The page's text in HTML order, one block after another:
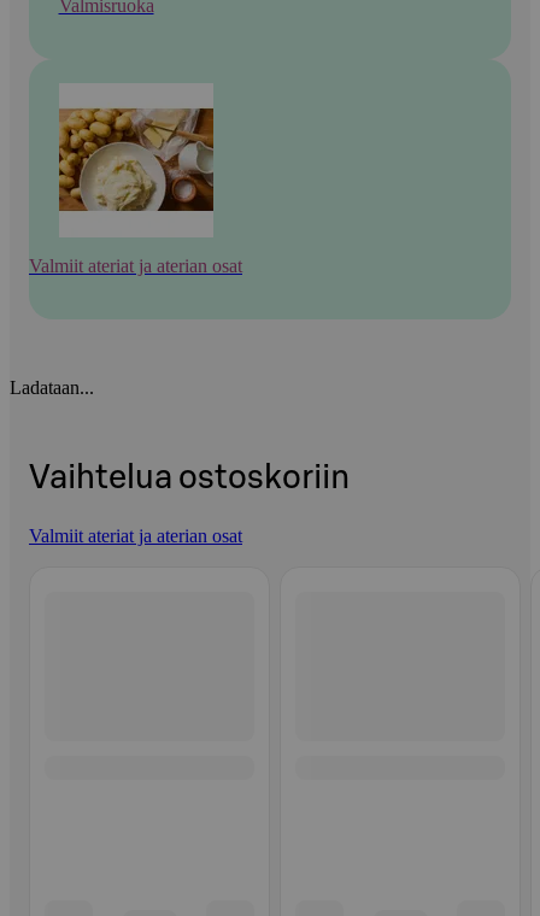
Valmisruoka
Valmiit ateriat ja aterian osat
Ladataan...
Vaihtelua ostoskoriin
Valmiit ateriat ja aterian osat